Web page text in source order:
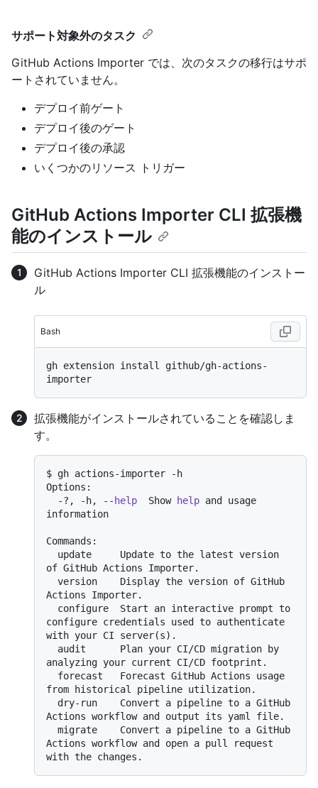
サポート対象外のタスク
GitHub Actions Importer では、次のタスクの移行はサポ
ートされていません。
デプロイ前ゲート
デプロイ後のゲート
デプロイ後の承認
いくつかのリソース トリガー
GitHub Actions Importer CLI 拡張機
能のインストール
GitHub Actions Importer CLI 拡張機能のインストー
ル
Bash
gh extension install github/gh-actions-
拡張機能がインストールされていることを確認しま
す。
$ gh actions-importer -h
Options:
  -?, -h, --
help
  Show
help and usage
information
Commands:
of GitHub Actions Importer.
Actions Importer.
configure credentials used to authenticate
with your CI server(s).
analyzing your current CI/CD footprint.
from historical pipeline utilization.
Actions workflow and output its yaml file.
Actions workflow and open a pull request